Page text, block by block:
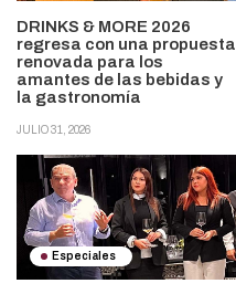
DRINKS & MORE 2026
regresa con una propuesta
renovada para los
amantes de las bebidas y
la gastronomía
JULIO 31, 2026
Especiales